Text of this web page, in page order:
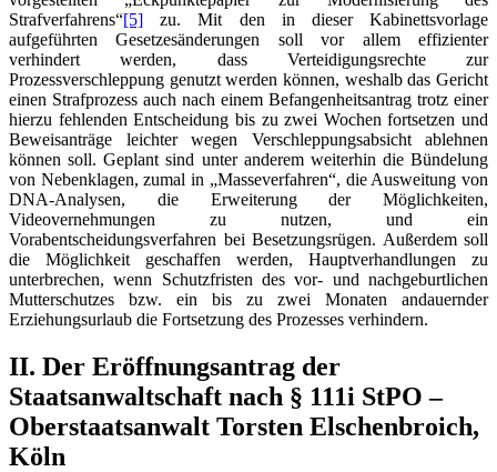
Strafverfahrens“[5] zu. Mit den in dieser Kabinettsvorlage
aufgeführten Gesetzesänderungen soll vor allem effizienter
verhindert werden, dass Verteidigungsrechte zur
Prozessverschleppung genutzt werden können, weshalb das Gericht
einen Strafprozess auch nach einem Befangenheitsantrag trotz einer
hierzu fehlenden Entscheidung bis zu zwei Wochen fortsetzen und
Beweisanträge leichter wegen Verschleppungsabsicht ablehnen
können soll. Geplant sind unter anderem weiterhin die Bündelung
von Nebenklagen, zumal in „Masseverfahren“, die Ausweitung von
DNA-Analysen, die Erweiterung der Möglichkeiten,
Videovernehmungen zu nutzen, und ein
Vorabentscheidungsverfahren bei Besetzungsrügen. Außerdem soll
die Möglichkeit geschaffen werden, Hauptverhandlungen zu
unterbrechen, wenn Schutzfristen des vor- und nachgeburtlichen
Mutterschutzes bzw. ein bis zu zwei Monaten andauernder
Erziehungsurlaub die Fortsetzung des Prozesses verhindern.
II. Der Eröffnungsantrag der
Staatsanwaltschaft nach § 111i StPO –
Oberstaatsanwalt Torsten Elschenbroich,
Köln